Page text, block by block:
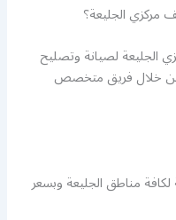
الجليعة؟
الجليعة لصيانة وتصليح
من خلال فريق متخصص
لكافة مناطق الجليعة وبسعر